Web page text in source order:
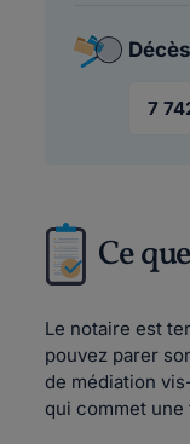
7
Ce que
Le notaire est
pouvez parer
de médiation
qui commet